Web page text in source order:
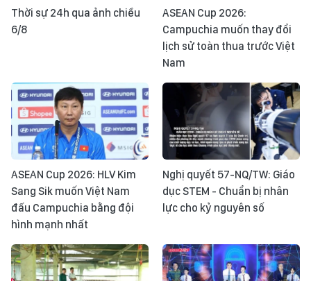
Thời sự 24h qua ảnh chiều
6/8
ASEAN Cup 2026:
Campuchia muốn thay đổi
lịch sử toàn thua trước Việt
Nam
ASEAN Cup 2026: HLV Kim
Sang Sik muốn Việt Nam
đấu Campuchia bằng đội
hình mạnh nhất
Nghị quyết 57-NQ/TW: Giáo
dục STEM - Chuẩn bị nhân
lực cho kỷ nguyên số